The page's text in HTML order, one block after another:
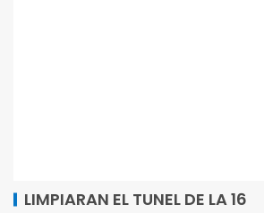
LIMPIARAN EL TUNEL DE LA 16